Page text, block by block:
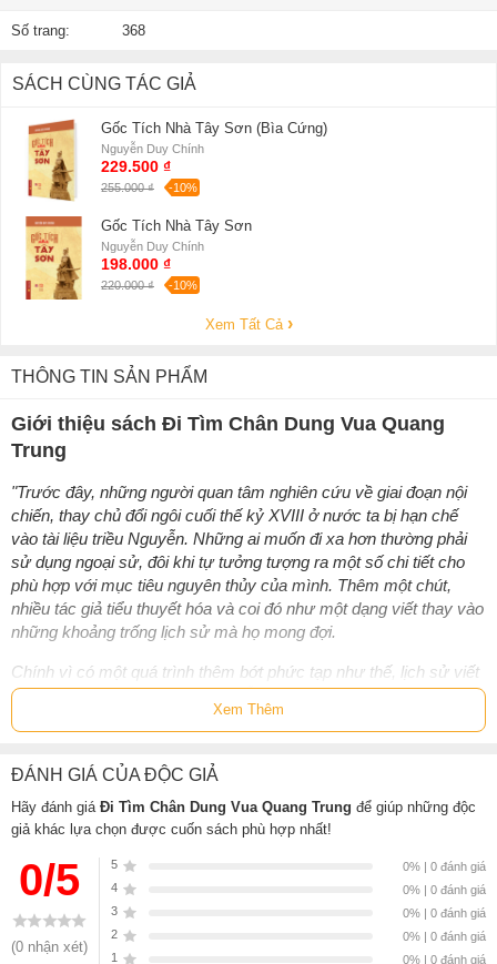
Số trang: 368
SÁCH CÙNG TÁC GIẢ
Gốc Tích Nhà Tây Sơn (Bìa Cứng)
Nguyễn Duy Chính
229.500 ₫
255.000 ₫ -10%
Gốc Tích Nhà Tây Sơn
Nguyễn Duy Chính
198.000 ₫
220.000 ₫ -10%
Xem Tất Cả
THÔNG TIN SẢN PHẨM
Giới thiệu sách Đi Tìm Chân Dung Vua Quang
Trung
"Trước đây, những người quan tâm nghiên cứu về giai đoạn nội
chiến, thay chủ đổi ngôi cuối thế kỷ XVIII ở nước ta bị hạn chế
vào tài liệu triều Nguyễn. Những ai muốn đi xa hơn thường phải
sử dụng ngoại sử, đôi khi tự tưởng tượng ra một số chi tiết cho
phù hợp với mục tiêu nguyên thủy của mình. Thêm một chút,
nhiều tác giả tiểu thuyết hóa và coi đó như một dạng viết thay vào
những khoảng trống lịch sử mà họ mong đợi.
Chính vì có một quá trình thêm bớt phức tạp như thế, lịch sử viết
về thời kỳ này hư nhiều thực ít, lẫn lộn giả thật vì không ai cất
công tìm hiểu xem những chi tiết đó nguồn gốc từ đâu ra, người
quan trọng nhất khi tìm kiếm tài liệu là loại bỏ những tài liệu thứ
cấp chưa đáng tin, nhất là những tài liệu có nguồn gốc thiếu minh
bạch, cũng không ai làm. Ngay cả nhiều tác giả được đào tạo rất
chính quy nhưng vì không có tài liệu nên cũng phải sử dụng ngoại
sử và chọn lựa những chi tiết nào phù hợp với sở hiếu của mình
để dùng trong các nghiên cứu."
Nguyễn Duy Chính
Xem Thêm
ĐÁNH GIÁ CỦA ĐỘC GIẢ
Hãy đánh giá Đi Tìm Chân Dung Vua Quang Trung để giúp những độc
giả khác lựa chọn được cuốn sách phù hợp nhất!
0/5
(0 nhận xét)
5
0% | 0 đánh giá
4
0% | 0 đánh giá
3
0% | 0 đánh giá
2
0% | 0 đánh giá
1
0% | 0 đánh giá